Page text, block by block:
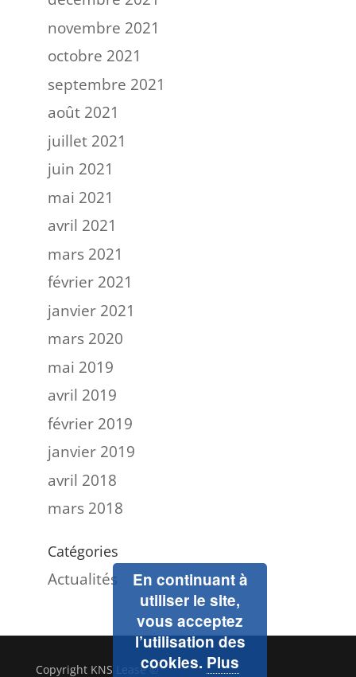
novembre 2021
octobre 2021
septembre 2021
août 2021
juillet 2021
juin 2021
mai 2021
avril 2021
mars 2021
février 2021
janvier 2021
mars 2020
mai 2019
avril 2019
février 2019
janvier 2019
avril 2018
mars 2018
Catégories
Actualités
Copyright KNS Lease ©
En continuant à
utiliser le site,
vous acceptez
l’utilisation des
cookies. Plus